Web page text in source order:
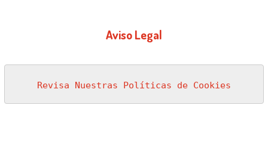
Aviso Legal
Revisa Nuestras Políticas de Cookies